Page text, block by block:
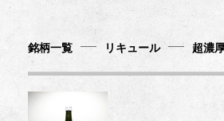
銘柄一覧 リキュール 超濃